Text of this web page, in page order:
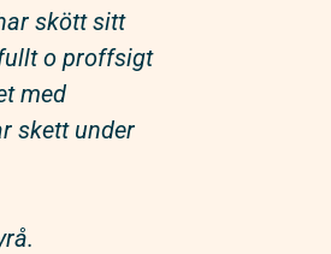
skött sitt
o proffsigt
med
skett under